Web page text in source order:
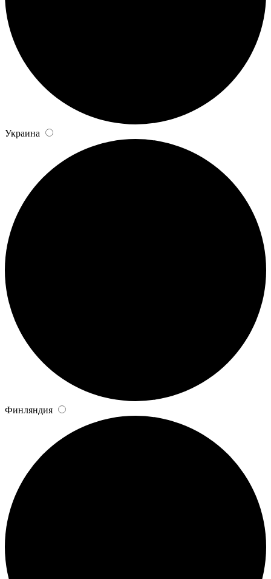
Украина
Финляндия